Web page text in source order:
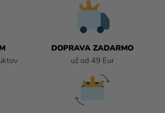
DOPRAVA ZADARMO
už od 49 Eur